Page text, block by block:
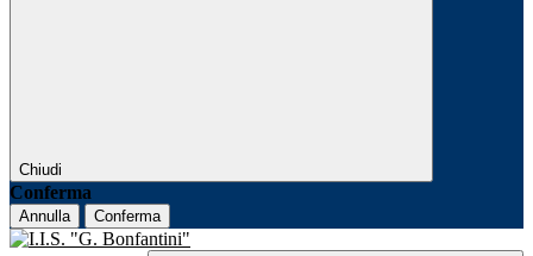
Chiudi
Conferma
Annulla Conferma